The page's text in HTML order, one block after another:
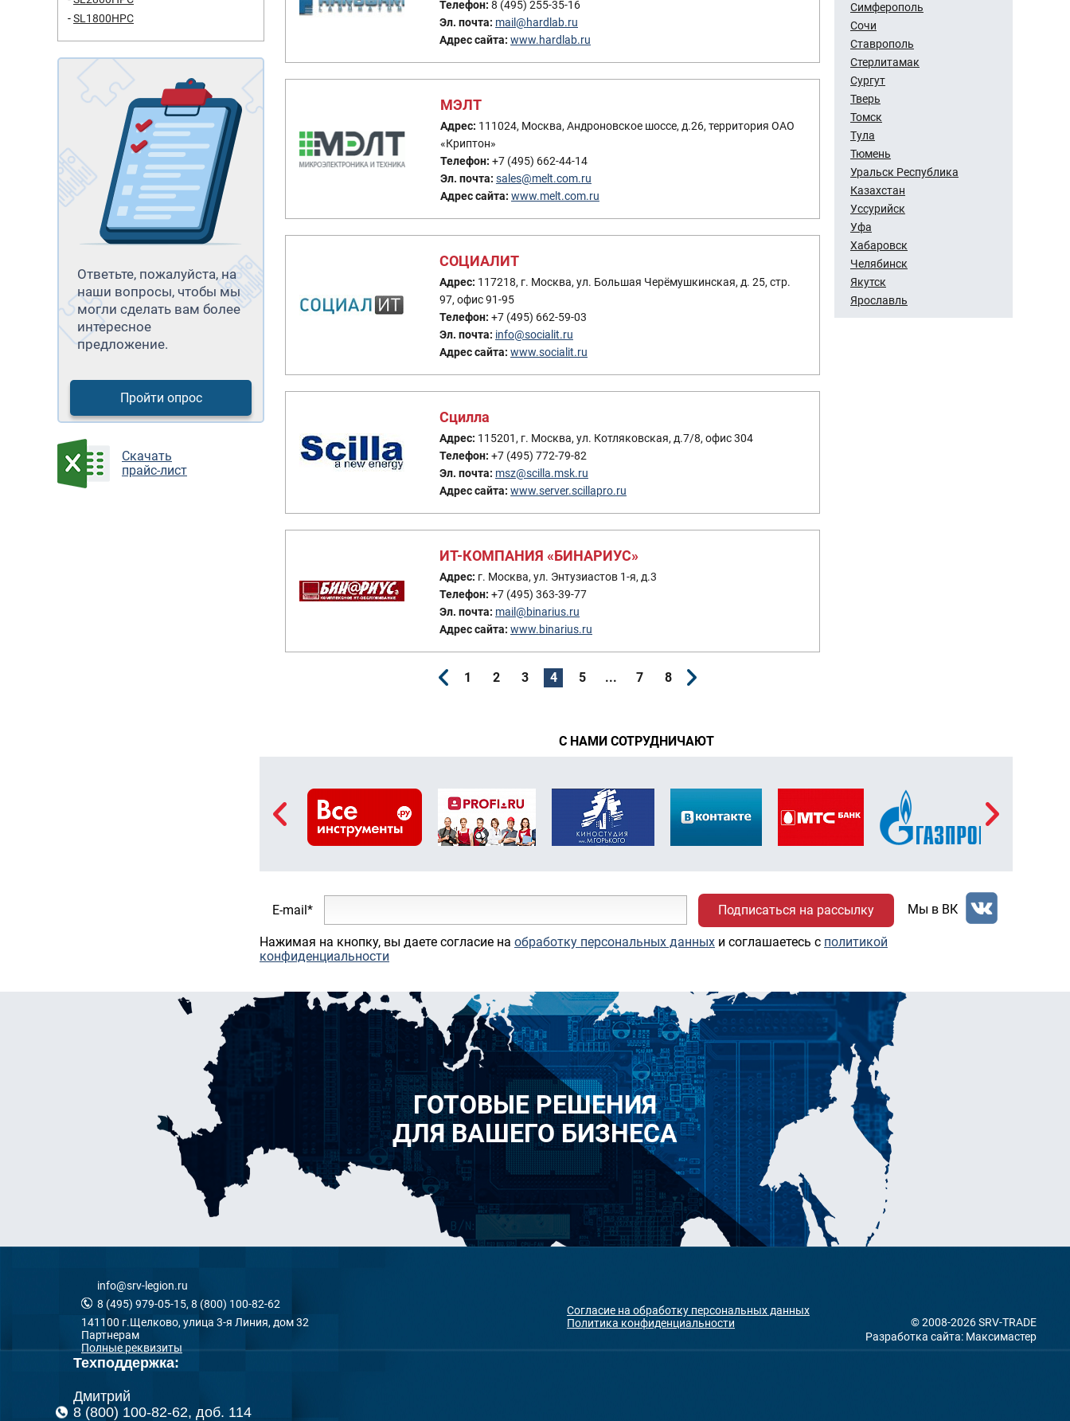
SL1800HPC
Ответьте, пожалуйста, на
наши вопросы, чтобы мы
могли сделать вам более
интересное
предложение.
Пройти опрос
Cкачать
прайс-лист
Телефон: 8 (495) 255-35-16
Эл. почта: mail@hardlab.ru
Адрес сайта: www.hardlab.ru
МЭЛТ
Адрес: 111024, Москва, Андроновское шоссе, д.26, территория ОАО
«Криптон»
Телефон: +7 (495) 662-44-14
Эл. почта: sales@melt.com.ru
Адрес сайта: www.melt.com.ru
СОЦИАЛИТ
Адрес: 117218, г. Москва, ул. Большая Черёмушкинская, д. 25, стр.
97, офис 91-95
Телефон: +7 (495) 662-59-03
Эл. почта: info@socialit.ru
Адрес сайта: www.socialit.ru
Сцилла
Адрес: 115201, г. Москва, ул. Котляковская, д.7/8, офис 304
Телефон: +7 (495) 772-79-82
Эл. почта: msz@scilla.msk.ru
Адрес сайта: www.server.scillapro.ru
ИТ-КОМПАНИЯ «БИНАРИУС»
Адрес: г. Москва, ул. Энтузиастов 1-я, д.3
Телефон: +7 (495) 363-39-77
Эл. почта: mail@binarius.ru
Адрес сайта: www.binarius.ru
1 2 3 4 5 ... 7 8
Симферополь
Сочи
Ставрополь
Стерлитамак
Сургут
Тверь
Томск
Тула
Тюмень
Уральск Республика
Казахстан
Уссурийск
Уфа
Хабаровск
Челябинск
Якутск
Ярославль
С НАМИ СОТРУДНИЧАЮТ
E-mail*
Нажимая на кнопку, вы даете согласие на обработку персональных данных и соглашаетесь c политикой
конфиденциальности
Мы в ВК
ГОТОВЫЕ РЕШЕНИЯ
ДЛЯ ВАШЕГО БИЗНЕСА
info@srv-legion.ru
8 (495) 979-05-15, 8 (800) 100-82-62
141100 г.Щелково, улица 3-я Линия, дом 32
Партнерам
Полные реквизиты
Согласие на обработку персональных данных
Политика конфиденциальности
Разработка сайта: Максимастер
© 2008-2026 SRV-TRADE
Техподдержка:
Дмитрий
8 (800) 100-82-62, доб. 114